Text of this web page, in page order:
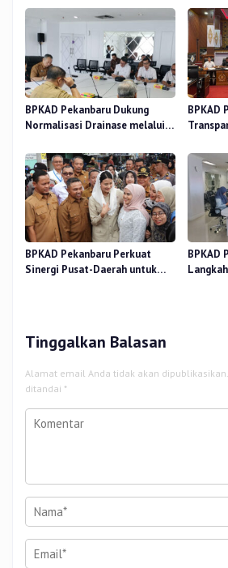
BPKAD Pekanbaru Dukung
Normalisasi Drainase melalui
BPKAD
BPKAD Pekanbaru Perkuat
Sinergi Pusat-Daerah untuk
BPKAD
Tinggalkan Balasan
Alamat email Anda tidak akan dipublikasikan.
ditandai *